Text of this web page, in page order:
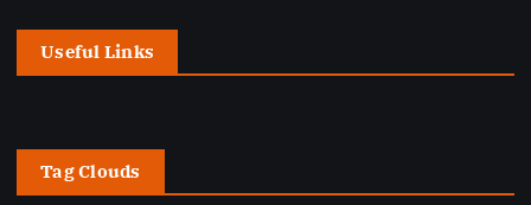
Useful Links
Tag Clouds